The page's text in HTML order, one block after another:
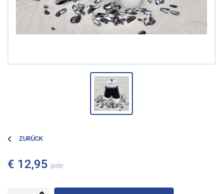
ZURÜCK
€ 12,95 jede